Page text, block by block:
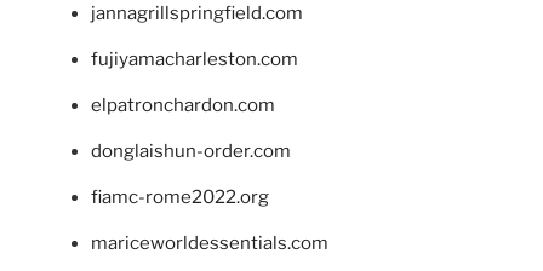
jannagrillspringfield.com
fujiyamacharleston.com
elpatronchardon.com
donglaishun-order.com
fiamc-rome2022.org
mariceworldessentials.com